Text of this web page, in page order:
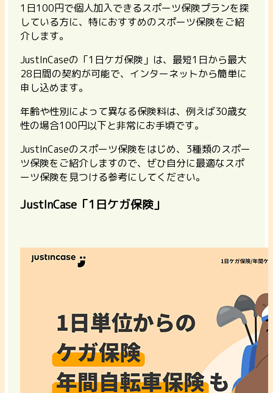
1日100円で個人加入できるスポーツ保険プランを探
している方に、特におすすめのスポーツ保険をご紹
介します。
JustInCaseの「1日ケガ保険」は、最短1日から最大
28日間の契約が可能で、インターネットから簡単に
申し込めます。
年齢や性別によって異なる保険料は、例えば30歳女
性の場合100円以下と非常にお手頃です。
JustInCaseのスポーツ保険をはじめ、3種類のスポー
ツ保険をご紹介しますので、ぜひ自分に最適なスポ
ーツ保険を見つける参考にしてください。
JustInCase「1日ケガ保険」